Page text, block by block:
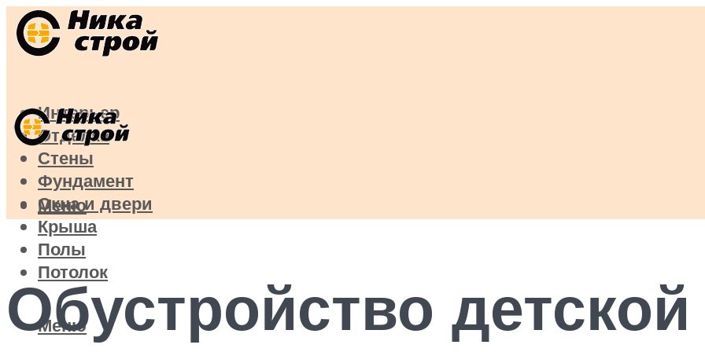
Интерьер
Отделка
Стены
Фундамент
Окна и двери
Крыша
Полы
Потолок
Меню
Меню
Обустройство